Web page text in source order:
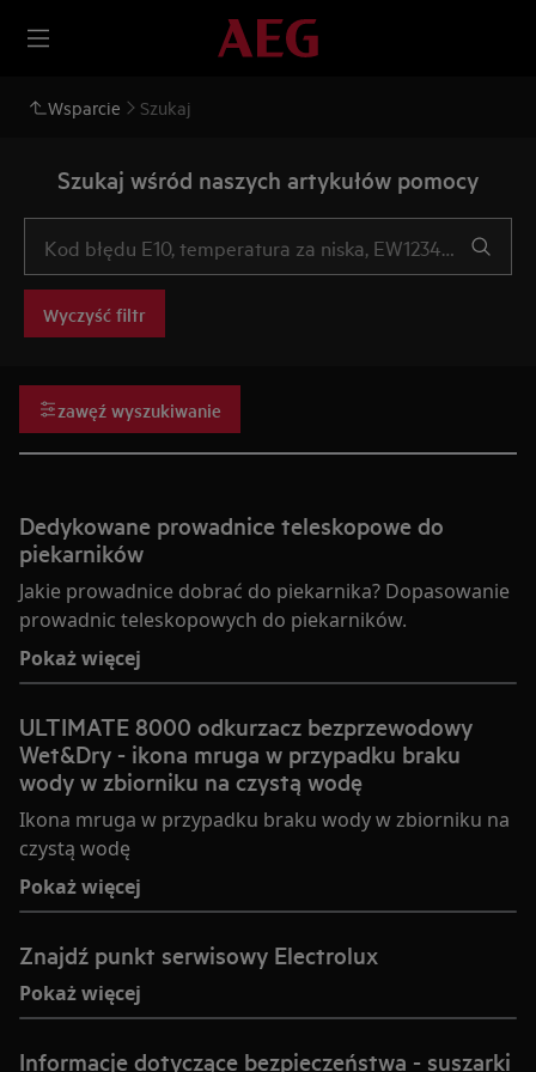
Wsparcie Szukaj
Szukaj wśród naszych artykułów pomocy
Wyczyść filtr
zawęź wyszukiwanie
Dedykowane prowadnice teleskopowe do
piekarników
Jakie prowadnice dobrać do piekarnika? Dopasowanie
prowadnic teleskopowych do piekarników.
Pokaż więcej
ULTIMATE 8000 odkurzacz bezprzewodowy
Wet&Dry - ikona mruga w przypadku braku
wody w zbiorniku na czystą wodę
Ikona mruga w przypadku braku wody w zbiorniku na
czystą wodę
Pokaż więcej
Znajdź punkt serwisowy Electrolux
Pokaż więcej
Informacje dotyczące bezpieczeństwa - suszarki